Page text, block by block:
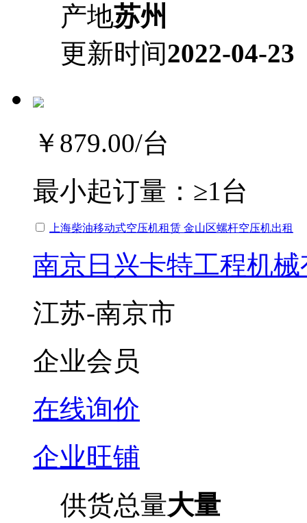
产地苏州
更新时间2022-04-23
￥879.00/台
最小起订量： ≥1台
上海柴油移动式空压机租赁 金山区螺杆空压机出租
南京日兴卡特工程机
江苏-南京市
企业会员
在线询价
企业旺铺
供货总量大量